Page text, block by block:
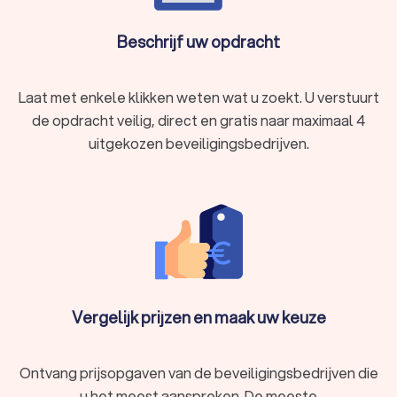
Beschrijf uw opdracht
Laat met enkele klikken weten wat u zoekt. U verstuurt
de opdracht veilig, direct en gratis naar maximaal 4
uitgekozen beveiligingsbedrijven.
Vergelijk prijzen en maak uw keuze
Ontvang prijsopgaven van de beveiligingsbedrijven die